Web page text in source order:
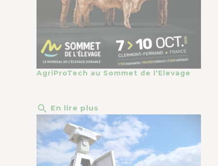
AgriProTech au Sommet de l'Elevage
search En lire plus